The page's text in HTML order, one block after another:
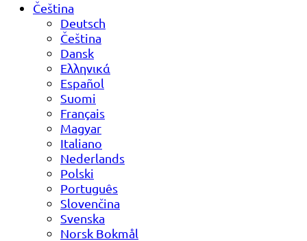
Čeština
Deutsch
Čeština
Dansk
Ελληνικά
Español
Suomi
Français
Magyar
Italiano
Nederlands
Polski
Português
Slovenčina
Svenska
Norsk Bokmål